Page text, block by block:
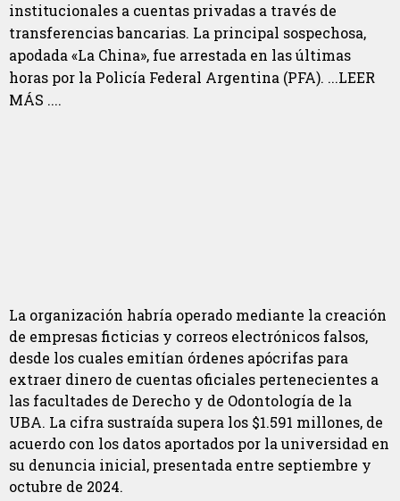
institucionales a cuentas privadas a través de
transferencias bancarias. La principal sospechosa,
apodada «La China», fue arrestada en las últimas
horas por la Policía Federal Argentina (PFA). ...LEER
MÁS ....
La organización habría operado mediante la creación
de empresas ficticias y correos electrónicos falsos,
desde los cuales emitían órdenes apócrifas para
extraer dinero de cuentas oficiales pertenecientes a
las facultades de Derecho y de Odontología de la
UBA. La cifra sustraída supera los $1.591 millones, de
acuerdo con los datos aportados por la universidad en
su denuncia inicial, presentada entre septiembre y
octubre de 2024.